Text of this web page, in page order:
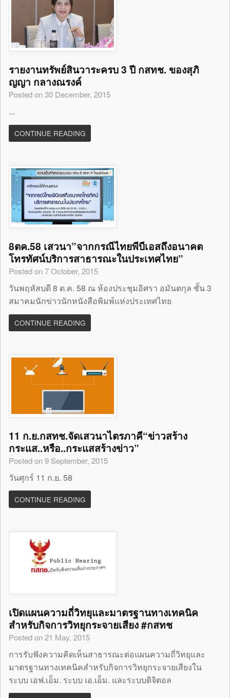
รายงานทรัพย์สินวาระครบ 3 ปี กสทช. ของสุภิ
ญญา กลางณรงค์
Posted on 30 December, 2015
...
CONTINUE READING
8ตค.58 เสวนา”จากกรณีไทยพีบีเอสถึงอนาคต
โทรทัศน์บริการสาธารณะในประเทศไทย”
Posted on 7 October, 2015
วันพฤหัสบดี 8 ต.ค. 58 ณ ห้องประชุมอิศรา อมันตกุล ชั้น 3
สมาคมนักข่าวนักหนังสือพิมพ์แห่งประเทศไทย
CONTINUE READING
11 ก.ย.กสทช.จัดเสวนาไตรภาคี“ข่าวสร้าง
กระแส..หรือ..กระแสสร้างข่าว”
Posted on 9 September, 2015
วันศุกร์ 11 ก.ย. 58
CONTINUE READING
เปิดแผนความถี่วิทยุและมาตรฐานทางเทคนิค
สำหรับกิจการวิทยุกระจายเสียง #กสทช
Posted on 21 May, 2015
การรับฟังความคิดเห็นสาธารณะต่อแผนความถี่วิทยุและ
มาตรฐานทางเทคนิคสำหรับกิจการวิทยุกระจายเสียงใน
ระบบ เอฟ.เอ็ม. ระบบ เอ.เอ็ม. และระบบดิจิตอล